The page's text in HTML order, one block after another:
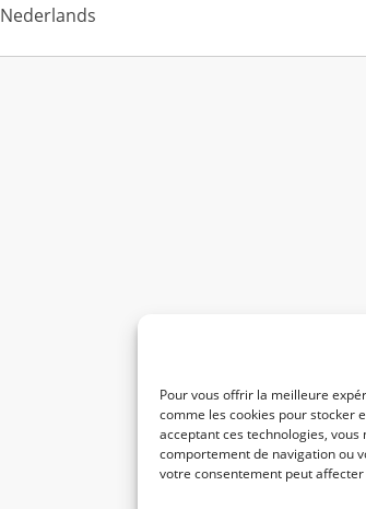
Pour vous offrir la meilleure
comme les cookies pour stocker
acceptant ces technologies,
comportement de navigation ou
votre consentement peut
Nederlands